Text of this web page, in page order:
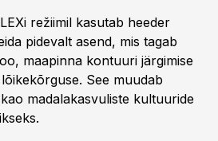
režiimil kasutab heeder
pidevalt asend, mis tagab
maapinna kontuuri järgimise
See muudab
madalakasvuliste kultuuride